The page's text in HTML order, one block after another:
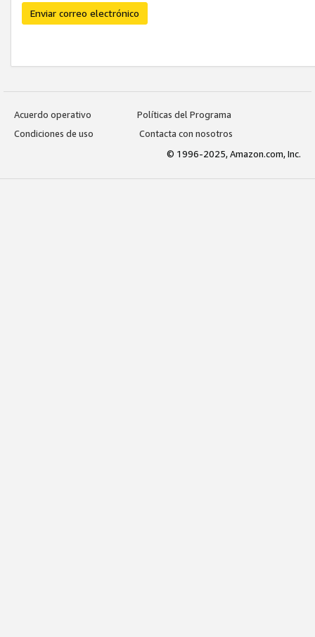
Enviar correo electrónico
Acuerdo operativo
Políticas del Programa
Condiciones de uso
Contacta con nosotros
© 1996-2025, Amazon.com, Inc.